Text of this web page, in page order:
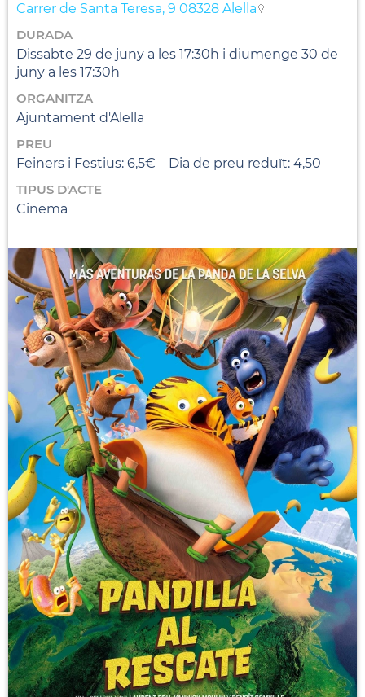
Carrer de Santa Teresa, 9 08328 Alella
DURADA
Dissabte 29 de juny a les 17:30h i diumenge 30 de
juny a les 17:30h
ORGANITZA
Ajuntament d'Alella
PREU
Feiners i Festius: 6,5€ Dia de preu reduït: 4,50
TIPUS D'ACTE
Cinema